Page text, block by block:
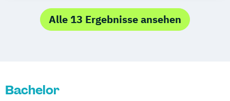
Alle 13 Ergebnisse ansehen
Bachelor